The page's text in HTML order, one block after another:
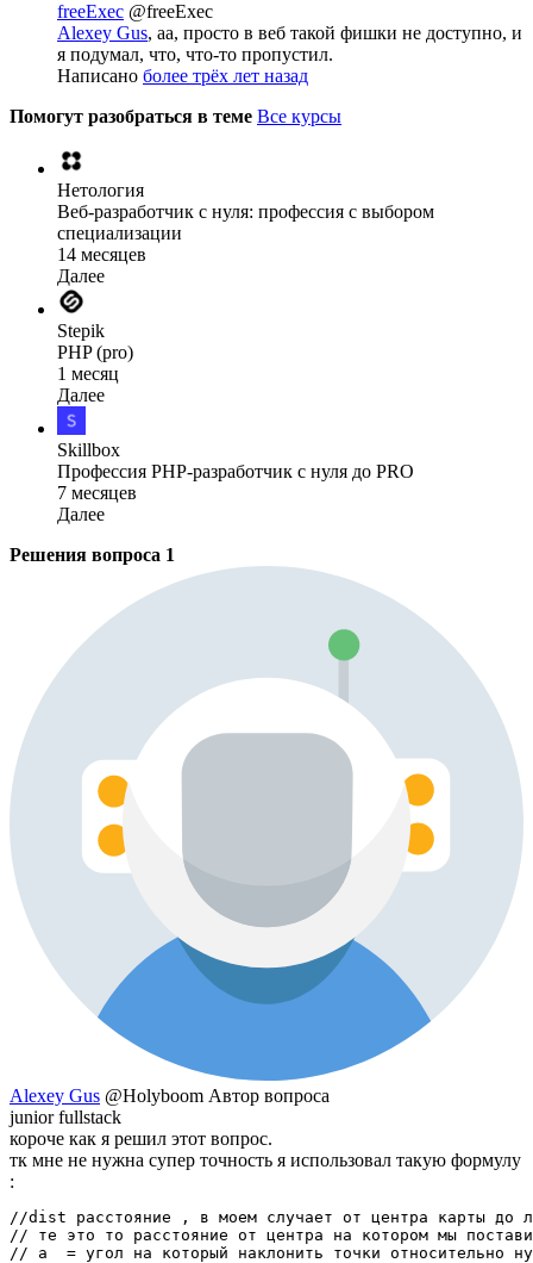
freeExec @freeExec
Alexey Gus, аа, просто в веб такой фишки не доступно, и
я подумал, что, что-то пропустил.
Написано более трёх лет назад
Помогут разобраться в теме Все курсы
Нетология
Веб-разработчик с нуля: профессия с выбором
специализации
14 месяцев
Далее
Stepik
PHP (pro)
1 месяц
Далее
Skillbox
Профессия PHP-разработчик с нуля до PRO
7 месяцев
Далее
Решения вопроса 1
Alexey Gus @Holyboom Автор вопроса
junior fullstack
короче как я решил этот вопрос.
тк мне не нужна супер точность я использовал такую формулу
:
//dist расстояние , в моем случает от центра карты до
// те это то расстояние от центра на котором мы
// a  = угол на который наклонить точки относительно